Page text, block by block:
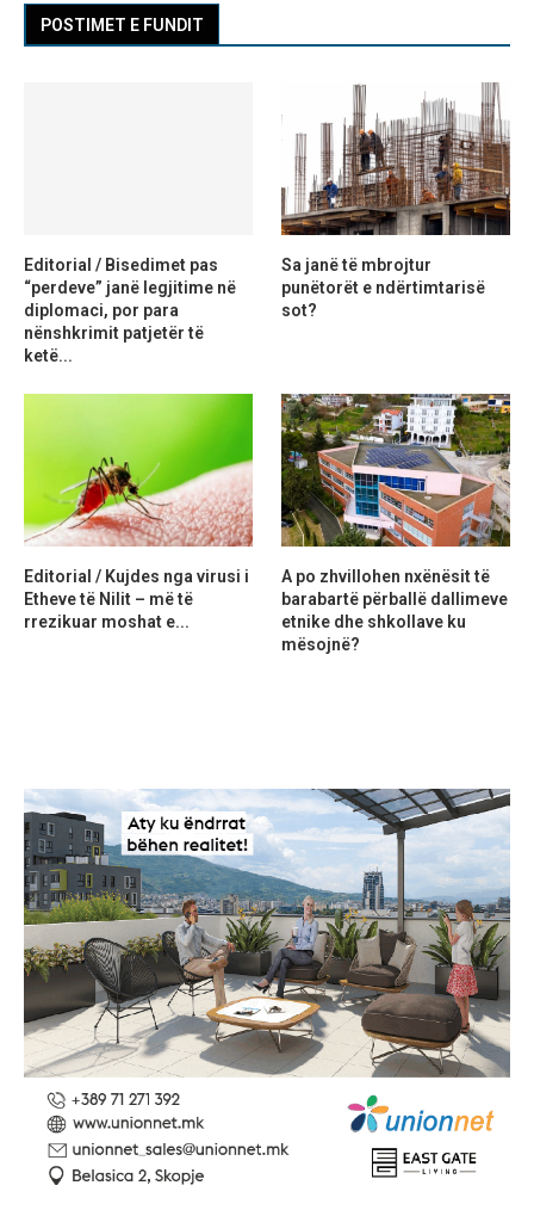
POSTIMET E FUNDIT
Editorial / Bisedimet pas
“perdeve” janë legjitime në
diplomaci, por para
nënshkrimit patjetër të
ketë...
Sa janë të mbrojtur
punëtorët e ndërtimtarisë
sot?
Editorial / Kujdes nga virusi i
Etheve të Nilit – më të
rrezikuar moshat e...
A po zhvillohen nxënësit të
barabartë përballë dallimeve
etnike dhe shkollave ku
mësojnë?